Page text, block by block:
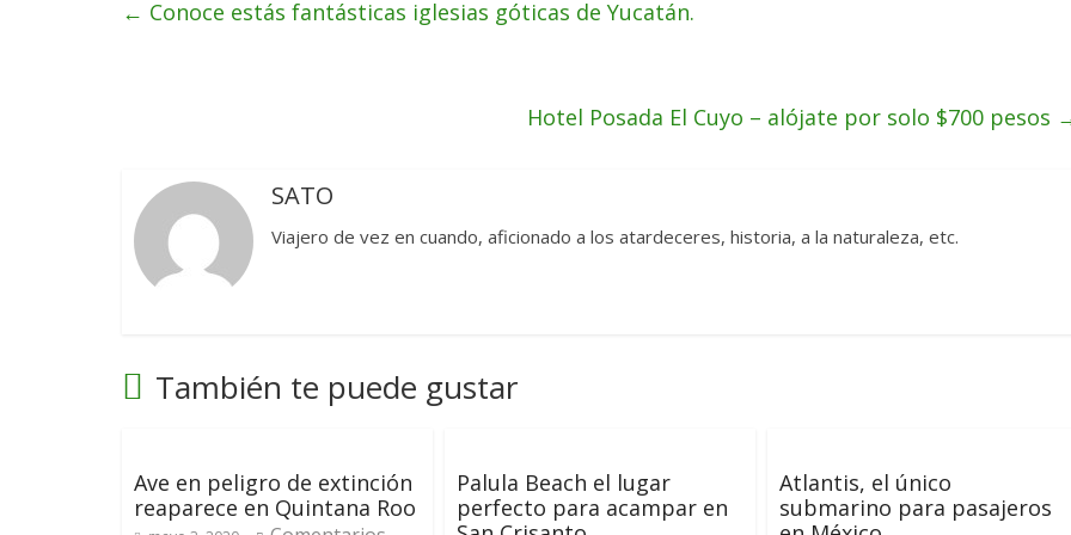
← Conoce estás fantásticas iglesias góticas de Yucatán.
Hotel Posada El Cuyo – alójate por solo $700 pesos
SATO
Viajero de vez en cuando, aficionado a los atardeceres, historia, a la naturaleza, etc.
También te puede gustar
Ave en peligro de extinción
reaparece en Quintana Roo
Palula Beach el lugar
perfecto para acampar en
Atlantis, el único
submarino para pasajeros